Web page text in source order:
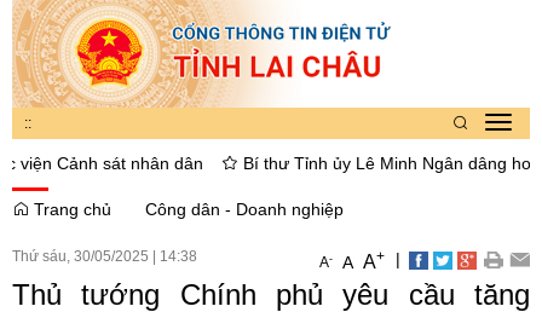
::
Cảnh sát nhân dân Bí thư Tỉnh ủy Lê Minh Ngân dâng hoa,
Trang chủ Công dân - Doanh nghiệp
Thứ sáu, 30/05/2025 14:38 A- A A+ |
Thủ tướng Chính phủ yêu cầu tăng